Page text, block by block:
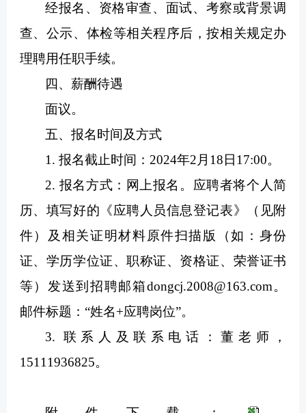
经报名、资格审查、面试、考察或背景调
查、公示、体检等相关程序后，按相关规定办
理聘用任职手续。
四、薪酬待遇
面议。
五、报名时间及方式
1. 报名截止时间：2024年2月18日17:00。
2. 报名方式：网上报名。应聘者将个人简
历、填写好的《应聘人员信息登记表》（见附
件）及相关证明材料原件扫描版（如：身份
证、学历学位证、职称证、资格证、荣誉证书
等）发送到招聘邮箱dongcj.2008@163.com。
邮件标题：“姓名+应聘岗位”。
3. 联系人及联系电话：董老师，
15111936825。